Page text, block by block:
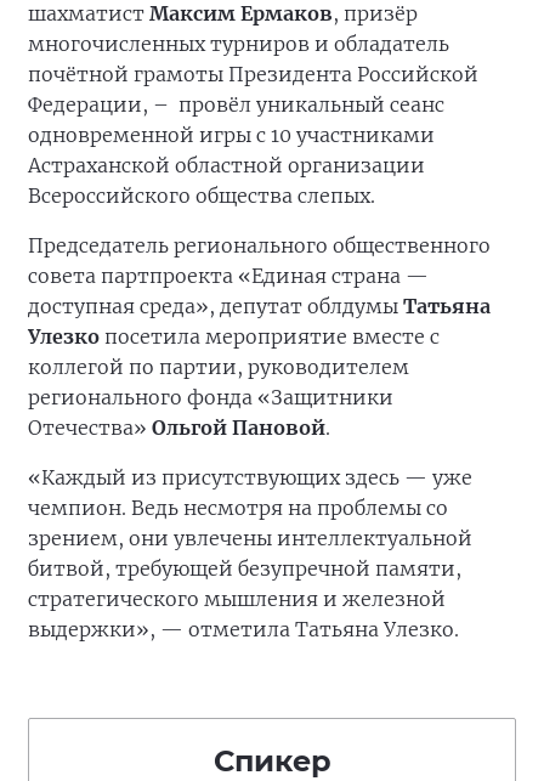
шахматист Максим Ермаков, призёр
многочисленных турниров и обладатель
почётной грамоты Президента Российской
Федерации, – провёл уникальный сеанс
одновременной игры с 10 участниками
Астраханской областной организации
Всероссийского общества слепых.
Председатель регионального общественного
совета партпроекта «Единая страна —
доступная среда», депутат облдумы Татьяна
Улезко посетила мероприятие вместе с
коллегой по партии, руководителем
регионального фонда «Защитники
Отечества» Ольгой Пановой.
«Каждый из присутствующих здесь — уже
чемпион. Ведь несмотря на проблемы со
зрением, они увлечены интеллектуальной
битвой, требующей безупречной памяти,
стратегического мышления и железной
выдержки», — отметила Татьяна Улезко.
Спикер